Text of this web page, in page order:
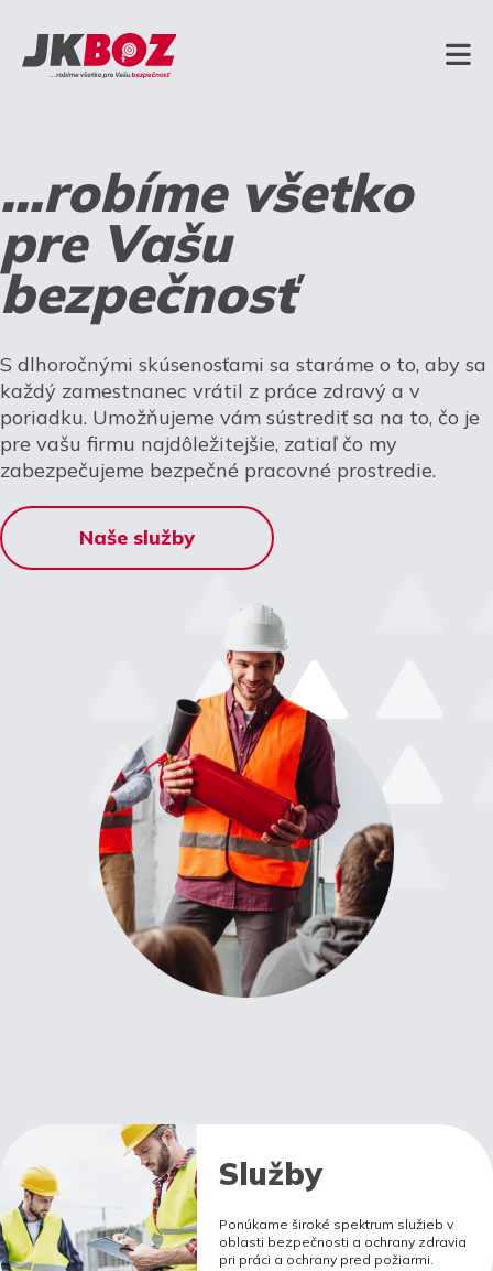
...robíme všetko
pre Vašu
bezpečnosť
S dlhoročnými skúsenosťami sa staráme o to, aby sa
každý zamestnanec vrátil z práce zdravý a v
poriadku. Umožňujeme vám sústrediť sa na to, čo je
pre vašu firmu najdôležitejšie, zatiaľ čo my
zabezpečujeme bezpečné pracovné prostredie.
Naše služby
Služby
Ponúkame široké spektrum služieb v
oblasti bezpečnosti a ochrany zdravia
pri práci a ochrany pred požiarmi.